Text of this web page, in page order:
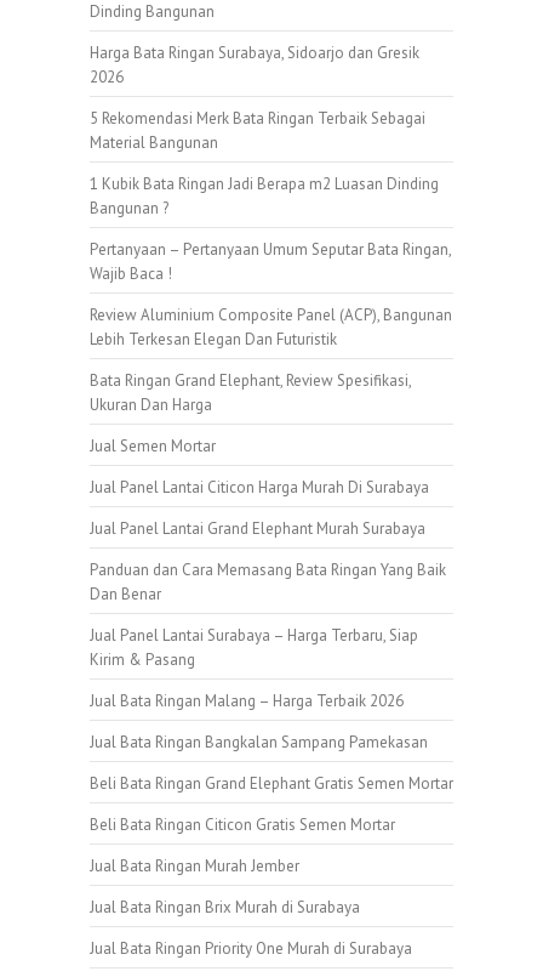
Dinding Bangunan
Harga Bata Ringan Surabaya, Sidoarjo dan Gresik
2026
5 Rekomendasi Merk Bata Ringan Terbaik Sebagai
Material Bangunan
1 Kubik Bata Ringan Jadi Berapa m2 Luasan Dinding
Bangunan ?
Pertanyaan – Pertanyaan Umum Seputar Bata Ringan,
Wajib Baca !
Review Aluminium Composite Panel (ACP), Bangunan
Lebih Terkesan Elegan Dan Futuristik
Bata Ringan Grand Elephant, Review Spesifikasi,
Ukuran Dan Harga
Jual Semen Mortar
Jual Panel Lantai Citicon Harga Murah Di Surabaya
Jual Panel Lantai Grand Elephant Murah Surabaya
Panduan dan Cara Memasang Bata Ringan Yang Baik
Dan Benar
Jual Panel Lantai Surabaya – Harga Terbaru, Siap
Kirim & Pasang
Jual Bata Ringan Malang – Harga Terbaik 2026
Jual Bata Ringan Bangkalan Sampang Pamekasan
Beli Bata Ringan Grand Elephant Gratis Semen Mortar
Beli Bata Ringan Citicon Gratis Semen Mortar
Jual Bata Ringan Murah Jember
Jual Bata Ringan Brix Murah di Surabaya
Jual Bata Ringan Priority One Murah di Surabaya